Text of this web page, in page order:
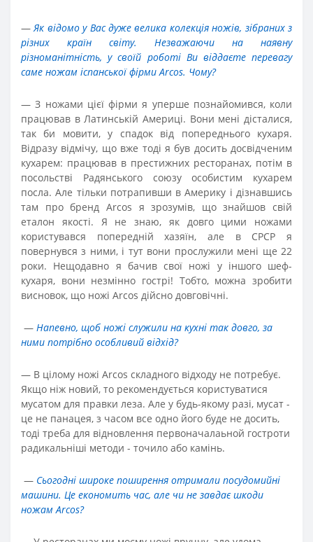
—Як відомо у Вас дуже велика колекція ножів, зібраних з
різних країн світу. Незважаючи на наявну
різноманітність, у своїй роботі Ви віддаєте перевагу
саме ножам іспанської фірми Arcos. Чому?
—З ножами цієї фірми я уперше познайомився, коли
працював в Латинській Америці. Вони мені дісталися,
так би мовити, у спадок від попереднього кухаря.
Відразу відмічу, що вже тоді я був досить досвідченим
кухарем: працював в престижних ресторанах, потім в
посольстві Радянського союзу особистим кухарем
посла. Але тільки потрапивши в Америку і дізнавшись
там про бренд Arcos я зрозумів, що знайшов свій
еталон якості. Я не знаю, як довго цими ножами
користувався попередній хазяїн, але в СРСР я
повернувся з ними, і тут вони прослужили мені ще 22
роки. Нещодавно я бачив свої ножі у іншого шеф-
кухаря, вони незмінно гострі! Тобто, можна зробити
висновок, що ножі Arcos дійсно довговічні.
— Напевно, щоб ножі служили на кухні так довго, за
ними потрібно особливий відхід?
— В цілому ножі Arcos складного відходу не потребує.
Якщо ніж новий, то рекомендується користуватися
мусатом для правки леза. Але у будь-якому разі, мусат -
це не панацея, з часом все одно його буде не досить,
тоді треба для відновлення первоначалаьной гостроти
радикальніші методи - точило або камінь.
— Сьогодні широке поширення отримали посудомийні
машини. Це економить час, але чи не завдає шкоди
ножам Arcos?